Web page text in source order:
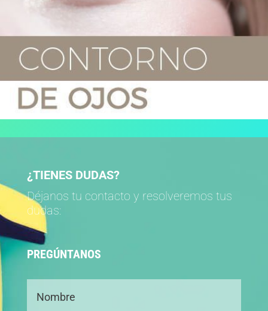
¿TIENES DUDAS?
Déjanos tu contacto y resolveremos tus
dudas:
PREGÚNTANOS